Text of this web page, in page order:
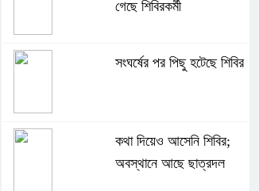
গেছে শিবিরকর্মী
সংঘর্ষের পর পিছু হটেছে শিবির
কথা দিয়েও আসেনি শিবির;
অবস্থানে আছে ছাত্রদল